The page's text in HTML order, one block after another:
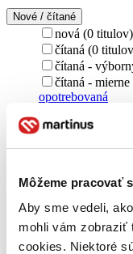
Môžeme pracovať
Aby sme vedeli,
mohli vám zobraziť
cookies. Niektoré
Nové / čítané
nová (0 titulov)
čítaná (0
čítaná -
čítaná -
opotrebovaná
vypredaných kníh
cudzí jazyk (1
Vydavateľstvo
Springer